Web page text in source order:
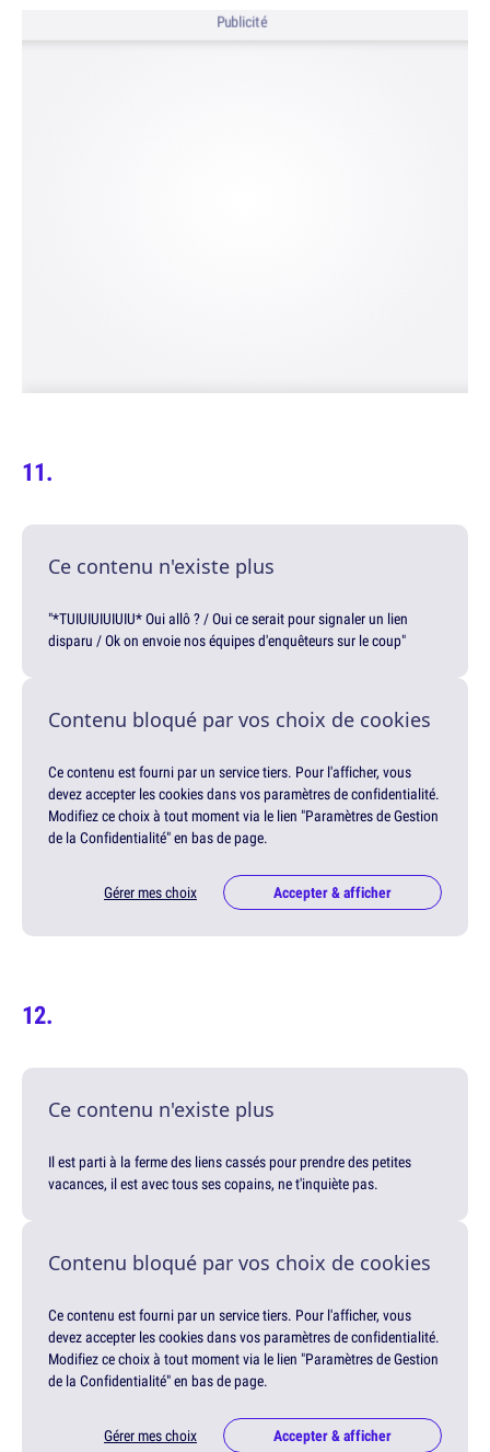
Publicité
Ce contenu n'existe plus
"*TUIUIUIUIUIU* Oui allô ? / Oui ce serait pour signaler un lien
disparu / Ok on envoie nos équipes d'enquêteurs sur le coup"
Contenu bloqué par vos choix de cookies
Ce contenu est fourni par un service tiers. Pour l'afficher, vous
devez accepter les cookies dans vos paramètres de confidentialité.
Modifiez ce choix à tout moment via le lien "Paramètres de Gestion
de la Confidentialité" en bas de page.
Gérer mes choix Accepter & afficher
Ce contenu n'existe plus
Il est parti à la ferme des liens cassés pour prendre des petites
vacances, il est avec tous ses copains, ne t'inquiète pas.
Contenu bloqué par vos choix de cookies
Ce contenu est fourni par un service tiers. Pour l'afficher, vous
devez accepter les cookies dans vos paramètres de confidentialité.
Modifiez ce choix à tout moment via le lien "Paramètres de Gestion
de la Confidentialité" en bas de page.
Gérer mes choix Accepter & afficher